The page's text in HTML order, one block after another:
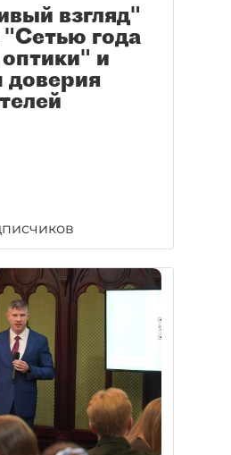
взгляд"
"Сетью года
и
доверия